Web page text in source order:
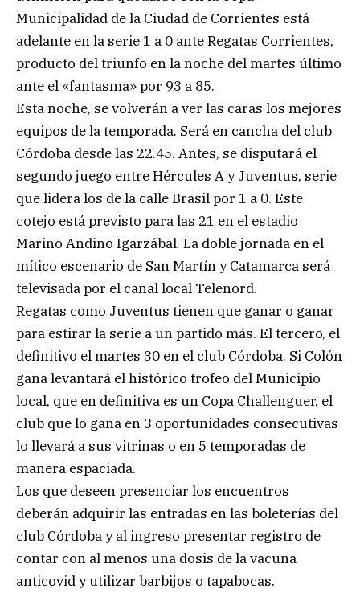
Municipalidad de la Ciudad de Corrientes está
adelante en la serie 1 a 0 ante Regatas Corrientes,
producto del triunfo en la noche del martes último
ante el «fantasma» por 93 a 85.
Esta noche, se volverán a ver las caras los mejores
equipos de la temporada. Será en cancha del club
Córdoba desde las 22.45. Antes, se disputará el
segundo juego entre Hércules A y Juventus, serie
que lidera los de la calle Brasil por 1 a 0. Este
cotejo está previsto para las 21 en el estadio
Marino Andino Igarzábal. La doble jornada en el
mítico escenario de San Martín y Catamarca será
televisada por el canal local Telenord.
Regatas como Juventus tienen que ganar o ganar
para estirar la serie a un partido más. El tercero, el
definitivo el martes 30 en el club Córdoba. Si Colón
gana levantará el histórico trofeo del Municipio
local, que en definitiva es un Copa Challenguer, el
club que lo gana en 3 oportunidades consecutivas
lo llevará a sus vitrinas o en 5 temporadas de
manera espaciada.
Los que deseen presenciar los encuentros
deberán adquirir las entradas en las boleterías del
club Córdoba y al ingreso presentar registro de
contar con al menos una dosis de la vacuna
anticovid y utilizar barbijos o tapabocas.